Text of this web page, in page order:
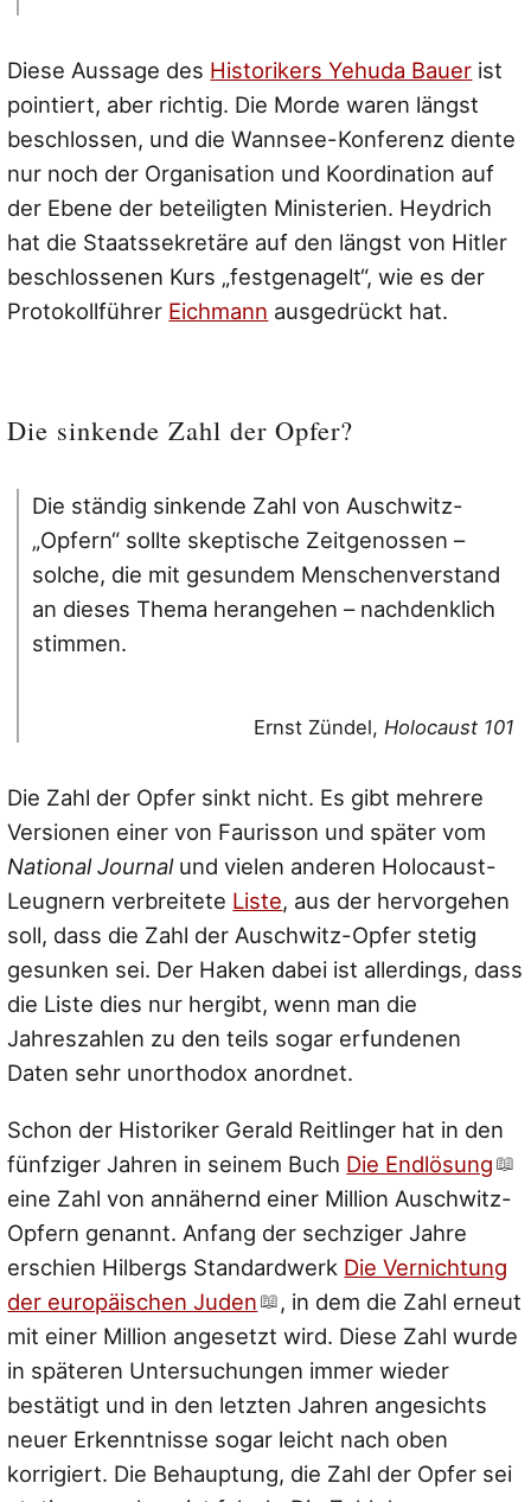
Diese Aussage des Historikers Yehuda Bauer ist
pointiert, aber richtig. Die Morde waren längst
beschlossen, und die Wannsee-Konferenz diente
nur noch der Organisation und Koordination auf
der Ebene der beteiligten Ministerien. Heydrich
hat die Staatssekretäre auf den längst von Hitler
beschlossenen Kurs „festgenagelt“, wie es der
Protokollführer Eichmann ausgedrückt hat.
Die sinkende Zahl der Opfer?
Die ständig sinkende Zahl von Auschwitz-
„Opfern“ sollte skeptische Zeitgenossen –
solche, die mit gesundem Menschenverstand
an dieses Thema herangehen – nachdenklich
stimmen.
Ernst Zündel, Holocaust 101
Die Zahl der Opfer sinkt nicht. Es gibt mehrere
Versionen einer von Faurisson und später vom
National Journalund vielen anderen Holocaust-
Leugnern verbreitete Liste, aus der hervorgehen
soll, dass die Zahl der Auschwitz-Opfer stetig
gesunken sei. Der Haken dabei ist allerdings, dass
die Liste dies nur hergibt, wenn man die
Jahreszahlen zu den teils sogar erfundenen
Daten sehr unorthodox anordnet.
Schon der Historiker Gerald Reitlinger hat in den
fünfziger Jahren in seinem Buch Die Endlösung
eine Zahl von annähernd einer Million Auschwitz-
Opfern genannt. Anfang der sechziger Jahre
erschien Hilbergs Standardwerk Die Vernichtung
der europäischen Juden
, in dem die Zahl erneut
mit einer Million angesetzt wird. Diese Zahl wurde
in späteren Untersuchungen immer wieder
bestätigt und in den letzten Jahren angesichts
neuer Erkenntnisse sogar leicht nach oben
korrigiert. Die Behauptung, die Zahl der Opfer sei